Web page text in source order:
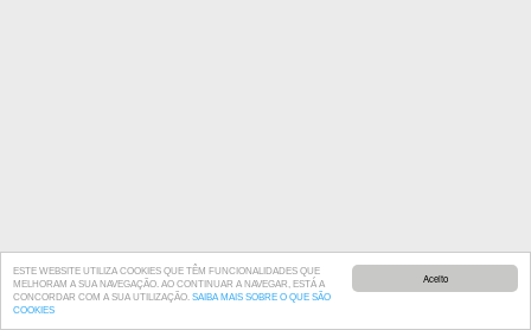
Aceito
ESTE WEBSITE UTILIZA COOKIES QUE TÊM FUNCIONALIDADES QUE
MELHORAM A SUA NAVEGAÇÃO. AO CONTINUAR A NAVEGAR, ESTÁ A
CONCORDAR COM A SUA UTILIZAÇÃO. SAIBA MAIS SOBRE O QUE SÃO
COOKIES